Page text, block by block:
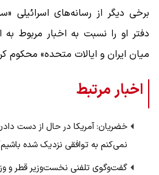
برخی دیگر از رسانه‌های
دفتر او را نسبت به اخبار مربوط به
میان ایران و ایالات متحده» محکوم
اخبار مرتبط
خضریان: آمریکا در حال از دست
نمی‌کنم به توافقی نزدیک شده
گفت‌وگوی تلفنی نخست‌وزیر قطر و